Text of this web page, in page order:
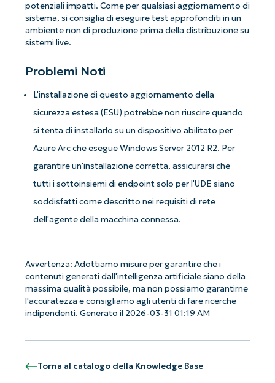
potenziali impatti. Come per qualsiasi aggiornamento di
sistema, si consiglia di eseguire test approfonditi in un
ambiente non di produzione prima della distribuzione su
sistemi live.
Problemi Noti
L'installazione di questo aggiornamento della
sicurezza estesa (ESU) potrebbe non riuscire quando
si tenta di installarlo su un dispositivo abilitato per
Azure Arc che esegue Windows Server 2012 R2. Per
garantire un'installazione corretta, assicurarsi che
tutti i sottoinsiemi di endpoint solo per l'UDE siano
soddisfatti come descritto nei requisiti di rete
dell'agente della macchina connessa.
Avvertenza: Adottiamo misure per garantire che i
contenuti generati dall'intelligenza artificiale siano della
massima qualità possibile, ma non possiamo garantirne
l'accuratezza e consigliamo agli utenti di fare ricerche
indipendenti. Generato il 2026-03-31 01:19 AM
Torna al catalogo della Knowledge Base
Iniziate con le analisi KB guidate